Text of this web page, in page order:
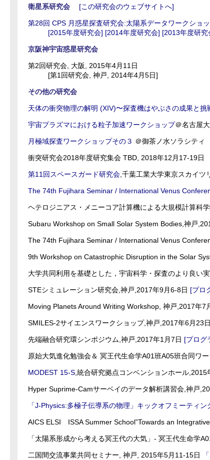
衛星系研究会 [この研究会のウェブサイトへ]
第28回 CPS 月惑星探査研究会:太陽系データワークショ
[2015年度研究会] [2014年度研究会] [2013年度研究
京阪神宇宙惑星研究会
第2回研究会, 大阪, 2015年4月11日
[第1回研究会, 神戸, 2014年4月5日]
その他の研究会
天体の衝突物理の解明 (XIV)〜探査機はやぶさの成果と挑
宇宙プラズマにおける粒子加速ワークショップ＠名古屋
月極域探査ワークショップその３ ＠御茶ノ水ソラシティ
衝突研究会2018年度研究集会 TBD, 2018年12月17-19日
第11回スペースガード研究会 ,千葉工業大学東京スカイ
The 74th Fujihara Seminar / International Venus
ヘテロジニアス・メニーコア計算機による大規模計算科
Subaru Workshop on Small Solar System Bodies,神戸
The 74th Fujihara Seminar / International Venus
9th Workshop on Catastrophic Disruption in the Solar
大学共同利用を基礎とした，宇宙科学・探査のより良い
STEシミュレーション研究会,神戸,2017年9月6-8日 [プロ
Moving Planets Around Writing Workshop, 神戸,2017年7
SMILES-2サイエンスワークショップ,神戸,2017年6月23日
先端融合研究環シンポジウム,神戸,2017年1月7日 [プログ
原始大気進化勉強会＆ 冥王代生命学A01班A05班合同ワ
MODEST 15-S ,統合研究拠点コンベンションホール,2015
Hyper Suprime-Camサーベイのデータ解析講習会,神戸
「J-Physics:多極子伝導系の物理」キックオフミーティン
AICS ELSI ISSA Summer School”Towards an
「太陽系形成から考える冥王代の大気」- 冥王代生命学
二国間交流事業共同セミナー, 神戸, 2015年5月11-15日